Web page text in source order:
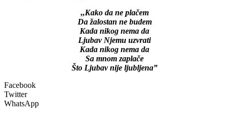
,,Kako da ne plačem
Da žalostan ne budem
Kada nikog nema da
Ljubav Njemu uzvrati
Kada nikog nema da
Sa mnom zaplače
Što Ljubav nije ljubljena”
Facebook
Twitter
WhatsApp